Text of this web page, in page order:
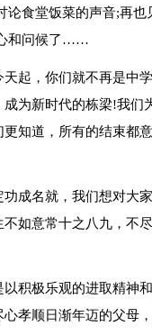
食堂饭菜的声音;再
和问候了……
起，你们就不再是中
为新时代的栋梁!我们
知道，所有的结束都
成名就，我们想对大
如意常十之八九，不
积极乐观的进取精神
孝顺日渐年迈的父母